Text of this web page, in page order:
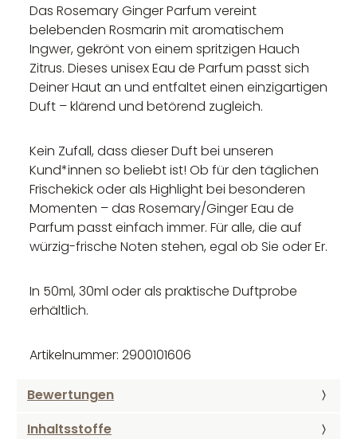
Das Rosemary Ginger Parfum vereint
belebenden Rosmarin mit aromatischem
Ingwer, gekrönt von einem spritzigen Hauch
Zitrus. Dieses unisex Eau de Parfum passt sich
Deiner Haut an und entfaltet einen einzigartigen
Duft – klärend und betörend zugleich.
Kein Zufall, dass dieser Duft bei unseren
Kund*innen so beliebt ist! Ob für den täglichen
Frischekick oder als Highlight bei besonderen
Momenten – das Rosemary/Ginger Eau de
Parfum passt einfach immer. Für alle, die auf
würzig-frische Noten stehen, egal ob Sie oder Er.
In 50ml, 30ml oder als praktische Duftprobe
erhältlich.
Artikelnummer: 2900101606
Bewertungen
Inhaltsstoffe